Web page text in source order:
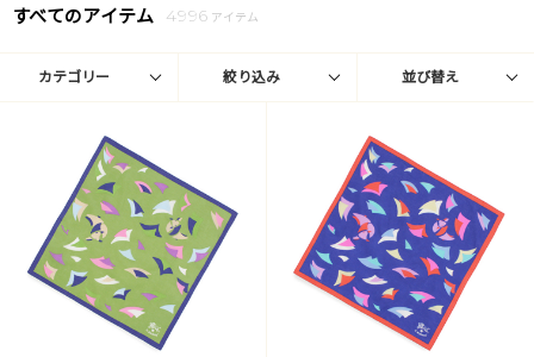
NEW IN｜COLOR LEATHER
すべてのアイテム 4996 アイテム
カテゴリー 絞り込み 並び替え